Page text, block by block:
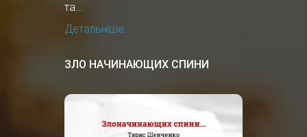
та...
Детальніше...
ЗЛО НАЧИНАЮЩИХ СПИНИ